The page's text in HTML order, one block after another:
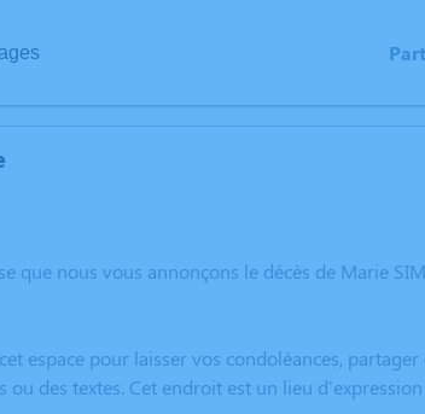
que nous vous annonçons le décès de Marie
espace pour laisser vos condoléances,
ou des textes. Cet endroit est un lieu